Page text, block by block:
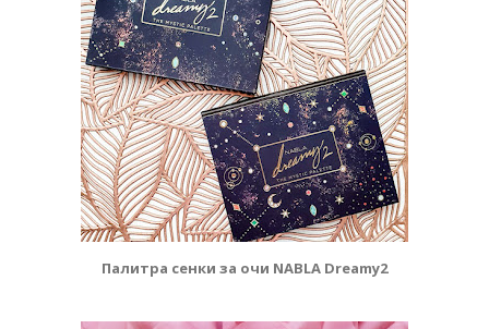
Палитра сенки за очи NABLA Dreamy2